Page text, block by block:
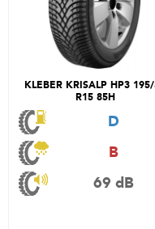
KLEBER KRISALP HP3
R15 85H
D
B
69 dB